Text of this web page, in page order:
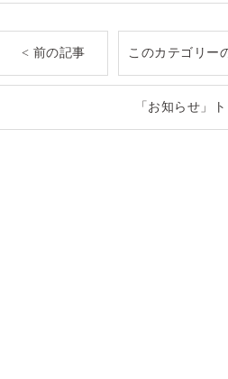
< 前の記事 このカテゴリー
「お知らせ」